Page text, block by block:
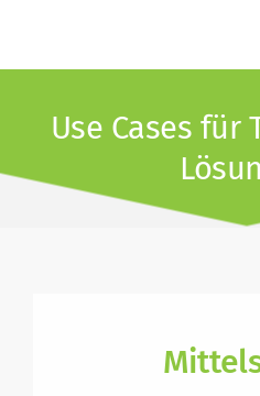
Use Cases für